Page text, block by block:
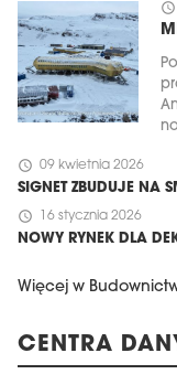
schedule
schedule 09 kwietnia 2026
SIGNET ZBUDUJE NA
schedule 16 stycznia 2026
NOWY RYNEK DLA
Więcej w
CENTRA